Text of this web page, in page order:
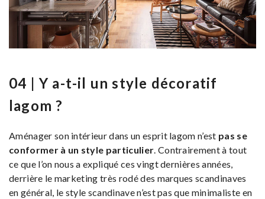
04 | Y a-t-il un style décoratif
lagom ?
Aménager son intérieur dans un esprit lagom n’est pas se
conformer à un style particulier. Contrairement à tout
ce que l’on nous a expliqué ces vingt dernières années,
derrière le marketing très rodé des marques scandinaves
en général, le style scandinave n’est pas que minimaliste en